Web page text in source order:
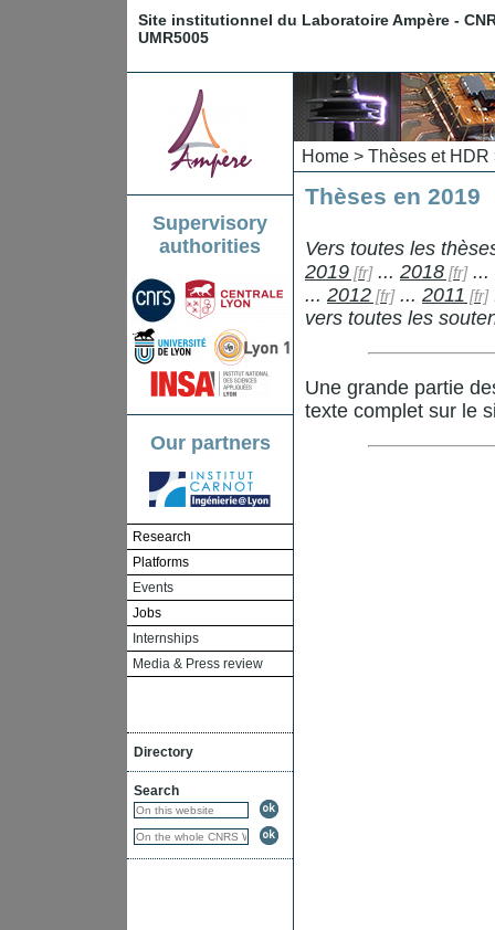
Site institutionnel du Laboratoire Ampère -
UMR5005
Supervisory
authorities
Our partners
Research
Platforms
Events
Jobs
Internships
Media & Press review
Directory
Search
Home > Thèses et HDR
Thèses en 2019
Vers toutes les
2019
... 2018
...
... 2012 ... 2011
vers toutes les
Une grande partie
texte complet sur le